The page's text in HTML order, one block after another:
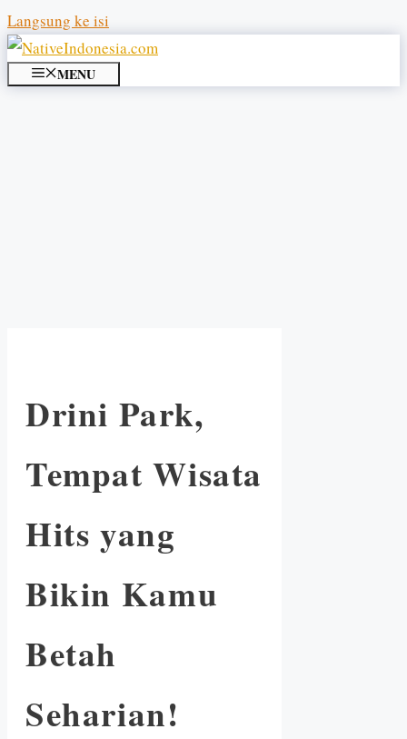
Langsung ke isi
MENU
Drini Park,
Tempat Wisata
Hits yang
Bikin Kamu
Betah
Seharian!